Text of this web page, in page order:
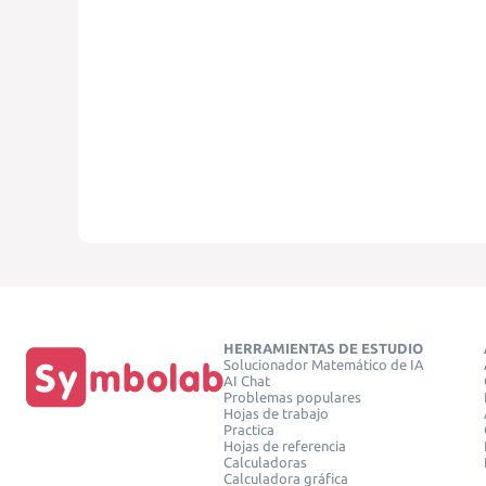
HERRAMIENTAS DE ESTUDIO
Solucionador Matemático de IA
AI Chat
Problemas populares
Hojas de trabajo
Practica
Hojas de referencia
Calculadoras
Calculadora gráfica